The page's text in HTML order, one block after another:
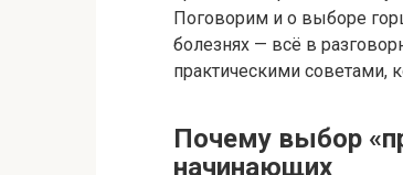
Поговорим и о выборе
болезнях — всё в
практическими советами,
Почему выбор
начинающих